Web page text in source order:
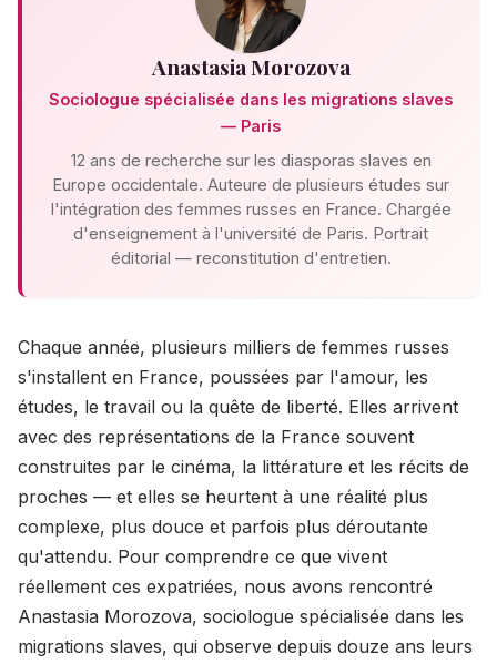
Anastasia Morozova
Sociologue spécialisée dans les migrations slaves
— Paris
12 ans de recherche sur les diasporas slaves en
Europe occidentale. Auteure de plusieurs études sur
l'intégration des femmes russes en France. Chargée
d'enseignement à l'université de Paris. Portrait
éditorial — reconstitution d'entretien.
Chaque année, plusieurs milliers de femmes russes
s'installent en France, poussées par l'amour, les
études, le travail ou la quête de liberté. Elles arrivent
avec des représentations de la France souvent
construites par le cinéma, la littérature et les récits de
proches — et elles se heurtent à une réalité plus
complexe, plus douce et parfois plus déroutante
qu'attendu. Pour comprendre ce que vivent
réellement ces expatriées, nous avons rencontré
Anastasia Morozova, sociologue spécialisée dans les
migrations slaves, qui observe depuis douze ans leurs